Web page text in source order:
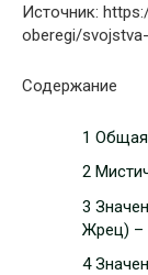
Источник:
oberegi/
Содержание
1
2
3
Жрец) –
4